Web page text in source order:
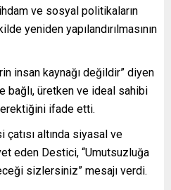
ve sosyal politikaların
yeniden yapılandırılmasının
insan kaynağı değildir” diyen
bağlı, üretken ve ideal sahibi
ifade etti.
altında siyasal ve
eden Destici, “Umutsuzluğa
sizlersiniz” mesajı verdi.